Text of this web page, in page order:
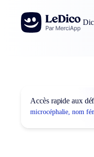
Aller au contenu
Accès rapide aux
microcéphalie, nom